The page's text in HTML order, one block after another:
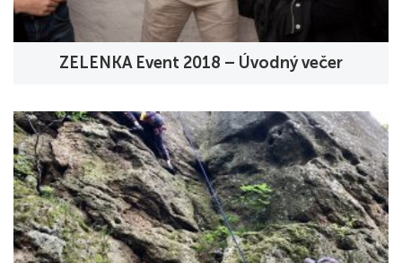
ZELENKA Event 2018 – Úvodný večer